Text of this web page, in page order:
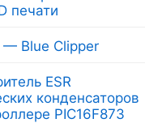
печати
— Blue Clipper
ESR
конденсаторов
PIC16F873